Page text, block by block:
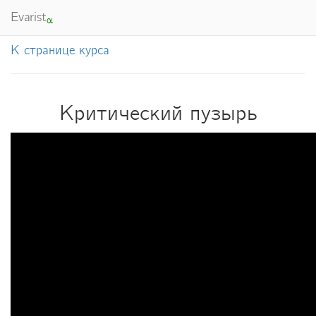
Evaristα
К странице курса
Критический пузырь